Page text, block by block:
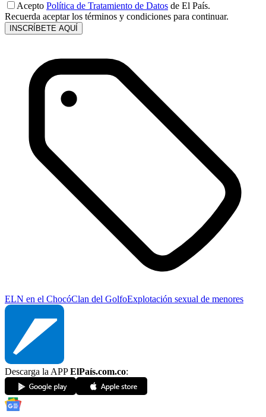
Acepto Política de Tratamiento de Datos de El País.
Recuerda aceptar los términos y condiciones para continuar.
INSCRÍBETE AQUÍ
ELN en el ChocóClan del GolfoExplotación sexual de menores
Descarga la APPElPaís.com.co: